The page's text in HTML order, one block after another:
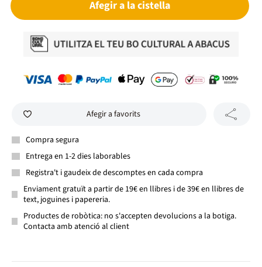
Afegir a la cistella
Afegir a favorits
Compra segura
Entrega en 1-2 dies laborables
Registra't i gaudeix de descomptes en cada compra
Enviament gratuït a partir de 19€ en llibres i de 39€ en llibres de
text, joguines i papereria.
Productes de robòtica: no s'accepten devolucions a la botiga.
Contacta amb atenció al client